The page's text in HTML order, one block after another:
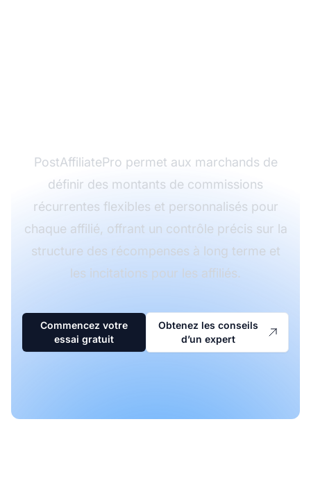
PostAffiliatePro permet aux marchands de
définir des montants de commissions
récurrentes flexibles et personnalisés pour
chaque affilié, offrant un contrôle précis sur la
structure des récompenses à long terme et
les incitations pour les affiliés.
Commencez votre
essai gratuit
Obtenez les conseils
d’un expert